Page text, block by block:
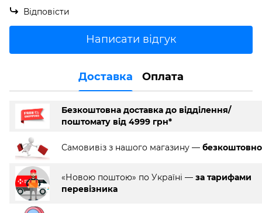
Відповісти
Написати відгук
Доставка Оплата
Безкоштовна доставка до відділення/
поштомату від 4999 грн*
Самовивіз з нашого магазину — безкоштовно
«Новою поштою» по Україні — за тарифами
перевізника